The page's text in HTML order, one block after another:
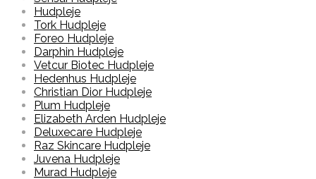
Hudpleje
Tork Hudpleje
Foreo Hudpleje
Darphin Hudpleje
Vetcur Biotec Hudpleje
Hedenhus Hudpleje
Christian Dior Hudpleje
Plum Hudpleje
Elizabeth Arden Hudpleje
Deluxecare Hudpleje
Raz Skincare Hudpleje
Juvena Hudpleje
Murad Hudpleje